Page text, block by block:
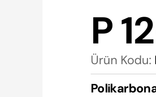
P
Ürün Kodu: